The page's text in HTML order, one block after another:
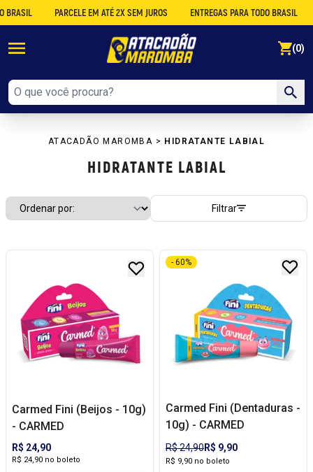
PARCELE EM ATÉ 2X SEM JUROS ENTREGAS PARA TODO BRASIL
(0)
ATACADÃO MAROMBA > HIDRATANTE LABIAL
HIDRATANTE LABIAL
Filtrar
Carmed Fini (Beijos - 10g)
- CARMED
R$ 24,90
R$ 24,90 no boleto
Carmed Fini (Dentaduras -
10g) - CARMED
R$ 24,90R$ 9,90
- 60%
R$ 9,90 no boleto